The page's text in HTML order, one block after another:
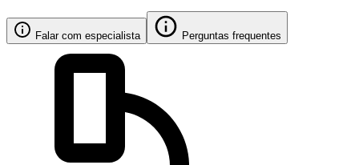
Falar com especialista Perguntas frequentes